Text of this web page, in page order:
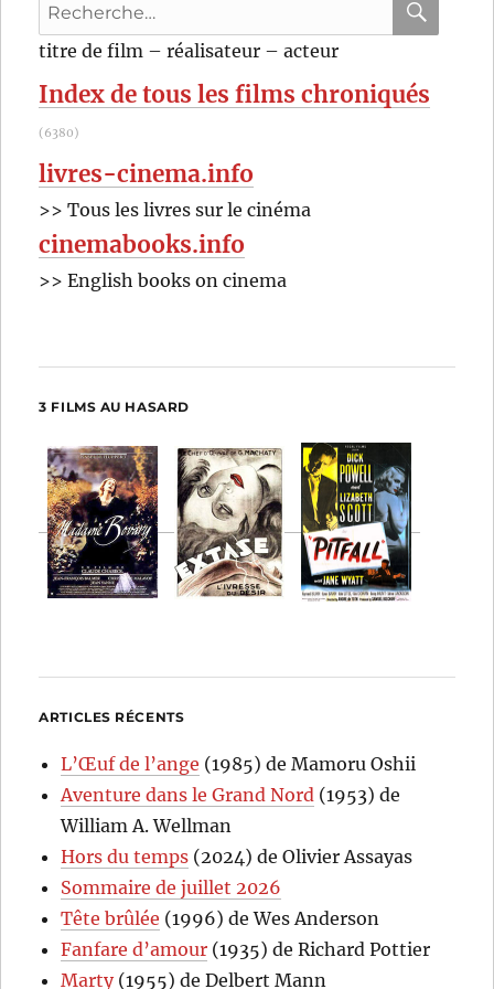
pour
titre de film – réalisateur – acteur
Index de tous les films chroniqués
(6380)
livres-cinema.info
>> Tous les livres sur le cinéma
cinemabooks.info
>> English books on cinema
3 FILMS AU HASARD
ARTICLES RÉCENTS
L’Œuf de l’ange (1985) de Mamoru Oshii
Aventure dans le Grand Nord (1953) de
William A. Wellman
Hors du temps (2024) de Olivier Assayas
Sommaire de juillet 2026
Tête brûlée (1996) de Wes Anderson
Fanfare d’amour (1935) de Richard Pottier
Marty(1955) de Delbert Mann